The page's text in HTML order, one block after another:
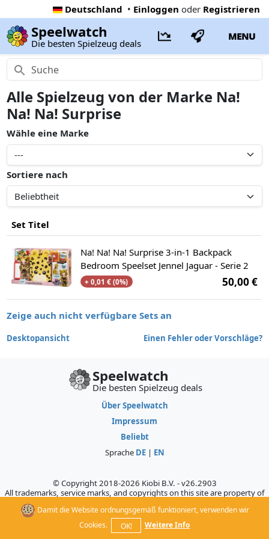
Deutschland • Einloggen oder Registrieren
Speelwatch
Die besten Spielzeug deals
MENU
Alle Spielzeug von der Marke Na!
Na! Na! Surprise
Wähle eine Marke
Sortiere nach
Set Titel
Na! Na! Na! Surprise 3-in-1 Backpack
Bedroom Speelset Jennel Jaguar - Serie 2
+ 0,01 € (0%) 50,00 €
Zeige auch nicht verfügbare Sets an
Desktopansicht Einen Fehler oder Vorschläge?
Damit die Website ordnungsgemäß funktioniert, verwenden wir
Cookies.
OK! Weitere Info
Speelwatch
Die besten Spielzeug deals
Über Speelwatch
Impressum
Beliebt
Sprache DE| EN
© Copyright 2018-2026 Kiobi B.V. - v26.2903
All trademarks, service marks, and copyrights on this site are property of
their respective owners, who do not sponsor, authorize, or endorse this
site.